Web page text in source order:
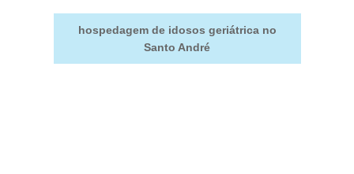
hospedagem de idosos geriátrica no
Santo André